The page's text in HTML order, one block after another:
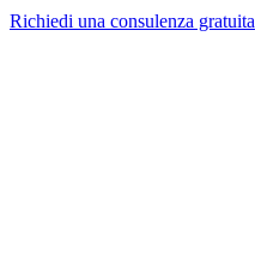
Richiedi una consulenza gratuita